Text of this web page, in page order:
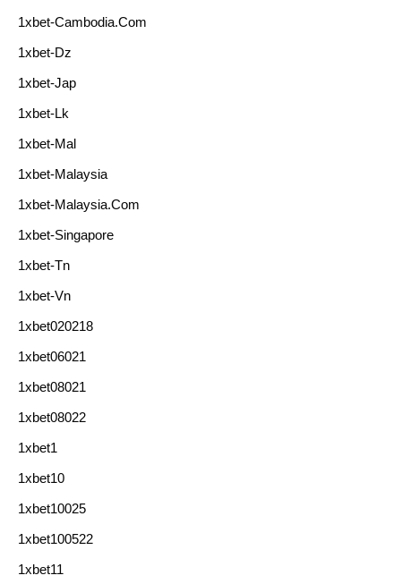
1xbet-Cambodia.com
1xbet-Dz
1xbet-Jap
1xbet-Lk
1xbet-Mal
1xbet-Malaysia
1xbet-Malaysia.com
1xbet-Singapore
1xbet-Tn
1xbet-Vn
1xbet020218
1xbet06021
1xbet08021
1xbet08022
1xbet1
1xbet10
1xbet10025
1xbet100522
1xbet11